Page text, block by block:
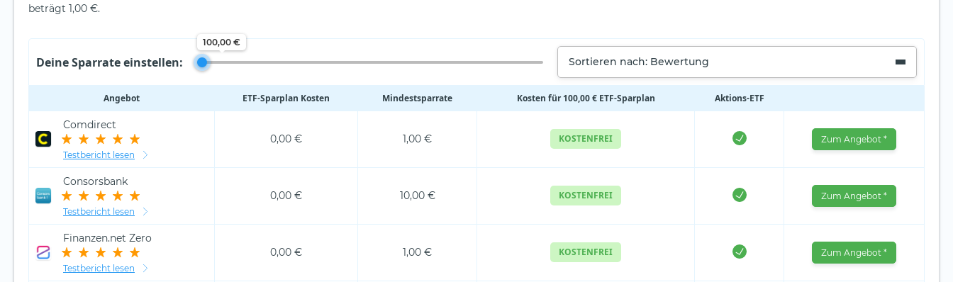
beträgt 1,00 €.
Deine Sparrate einstellen:
100,00 €
Sortieren nach: Bewertung
Angebot ETF‑Sparplan Kosten Mindestsparrate Kosten für 100,00 € ETF-Sparplan Aktions‑ETF
Comdirect
Testbericht lesen
0,00 € 1,00 € KOSTENFREI Zum Angebot *
Consorsbank
Testbericht lesen
0,00 € 10,00 € KOSTENFREI Zum Angebot *
Finanzen.net Zero
Testbericht lesen
0,00 € 1,00 € KOSTENFREI Zum Angebot *